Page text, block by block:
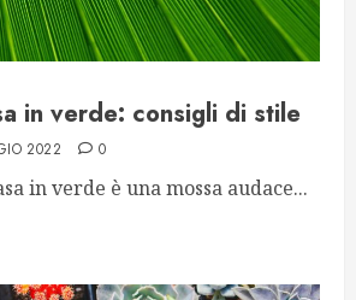
in verde: consigli di stile
2022 0
in verde è una mossa audace...